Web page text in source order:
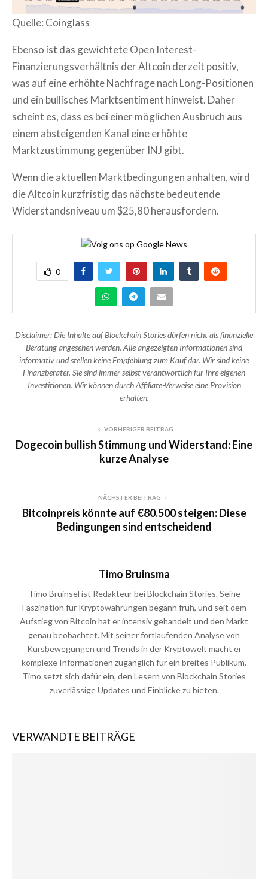
Quelle: Coinglass
Ebenso ist das gewichtete Open Interest-
Finanzierungsverhältnis der Altcoin derzeit positiv,
was auf eine erhöhte Nachfrage nach Long-Positionen
und ein bullisches Marktsentiment hinweist. Daher
scheint es, dass es bei einer möglichen Ausbruch aus
einem absteigenden Kanal eine erhöhte
Marktzustimmung gegenüber INJ gibt.
Wenn die aktuellen Marktbedingungen anhalten, wird
die Altcoin kurzfristig das nächste bedeutende
Widerstandsniveau um $25,80 herausfordern.
0
Disclaimer: Die Inhalte auf Blockchain Stories dürfen nicht als finanzielle
Beratung angesehen werden. Alle angezeigten Informationen sind
informativ und stellen keine Empfehlung zum Kauf dar. Wir sind keine
Finanzberater. Sie sind immer selbst verantwortlich für Ihre eigenen
Investitionen. Wir können durch Affiliate-Verweise eine Provision
erhalten.
VORHERIGER BEITRAG
Dogecoin bullish Stimmung und Widerstand: Eine
kurze Analyse
NÄCHSTER BEITRAG
Bitcoinpreis könnte auf €80.500 steigen: Diese
Bedingungen sind entscheidend
Timo Bruinsma
Timo Bruinsel ist Redakteur bei Blockchain Stories. Seine
Faszination für Kryptowährungen begann früh, und seit dem
Aufstieg von Bitcoin hat er intensiv gehandelt und den Markt
genau beobachtet. Mit seiner fortlaufenden Analyse von
Kursbewegungen und Trends in der Kryptowelt macht er
komplexe Informationen zugänglich für ein breites Publikum.
Timo setzt sich dafür ein, den Lesern von Blockchain Stories
zuverlässige Updates und Einblicke zu bieten.
VERWANDTE BEITRÄGE